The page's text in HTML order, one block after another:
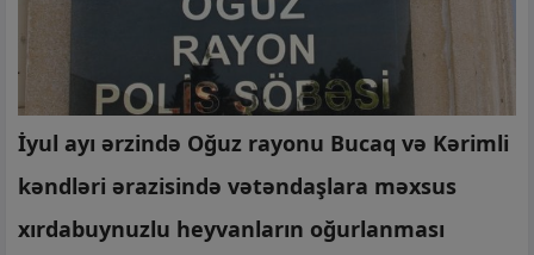
İyul ayı ərzində Oğuz rayonu Bucaq və Kərimli
kəndləri ərazisində vətəndaşlara məxsus
xırdabuynuzlu heyvanların oğurlanması